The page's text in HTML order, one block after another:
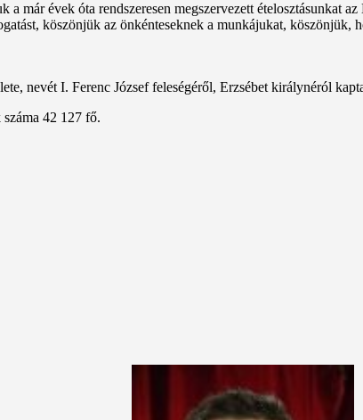
már évek óta rendszeresen megszervezett ételosztásunkat
köszönjük az önkénteseknek a munkájukat,
nevét I. Ferenc József feleségéről, Erzsébet királynéról
42 127 fő.